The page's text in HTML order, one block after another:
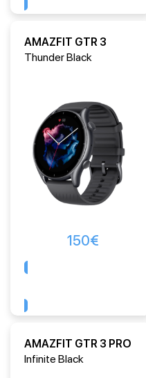
AMAZFIT GTR 3
Thunder Black
150€
AMAZFIT GTR 3 PRO
Infinite Black